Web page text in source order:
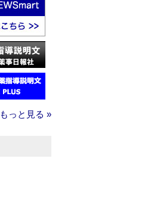
もっと見る »